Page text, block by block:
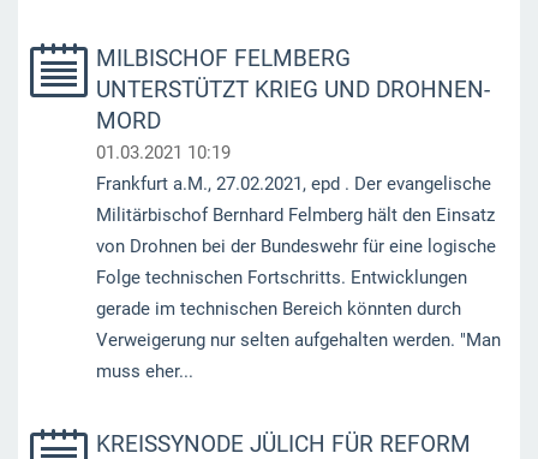
MILBISCHOF FELMBERG
UNTERSTÜTZT KRIEG UND DROHNEN-
MORD
01.03.2021 10:19
Frankfurt a.M., 27.02.2021, epd . Der evangelische
Militärbischof Bernhard Felmberg hält den Einsatz
von Drohnen bei der Bundeswehr für eine logische
Folge technischen Fortschritts. Entwicklungen
gerade im technischen Bereich könnten durch
Verweigerung nur selten aufgehalten werden. "Man
muss eher...
KREISSYNODE JÜLICH FÜR REFORM